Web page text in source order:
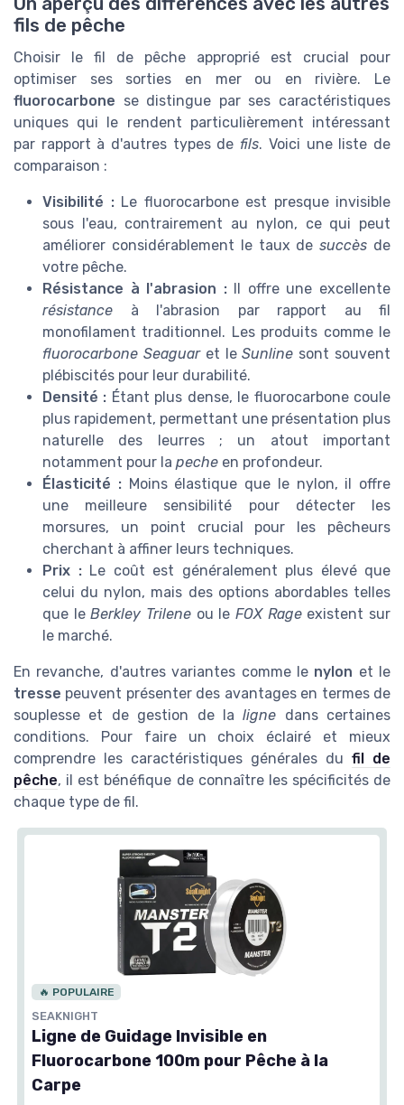
fils de pêche
Choisir le fil de pêche approprié est crucial pour
optimiser ses sorties en mer ou en rivière. Le
fluorocarbone se distingue par ses caractéristiques
uniques qui le rendent particulièrement intéressant
par rapport à d'autres types de fils. Voici une liste de
comparaison :
Visibilité :Le fluorocarbone est presque invisible
sous l'eau, contrairement au nylon, ce qui peut
améliorer considérablement le taux desuccès de
votre pêche.
Résistance à l'abrasion :Il offre une excellente
résistance à l'abrasion par rapport au fil
monofilament traditionnel. Les produits comme le
fluorocarbone Seaguaret leSunline sont souvent
plébiscités pour leur durabilité.
Densité : Étant plus dense, le fluorocarbone coule
plus rapidement, permettant une présentation plus
naturelle des leurres ; un atout important
notamment pour la peche en profondeur.
Élasticité :Moins élastique que le nylon, il offre
une meilleure sensibilité pour détecter les
morsures, un point crucial pour les pêcheurs
cherchant à affiner leurs techniques.
Prix :Le coût est généralement plus élevé que
celui du nylon, mais des options abordables telles
que leBerkley Trilene ou leFOX Rageexistent sur
le marché.
En revanche, d'autres variantes comme le nylon et le
tresse peuvent présenter des avantages en termes de
souplesse et de gestion de laligne dans certaines
conditions. Pour faire un choix éclairé et mieux
comprendre les caractéristiques générales du fil de
pêche, il est bénéfique de connaître les spécificités de
chaque type de fil.
🔥 POPULAIRE
SEAKNIGHT
Ligne de Guidage Invisible en
Fluorocarbone 100m pour Pêche à la
Carpe